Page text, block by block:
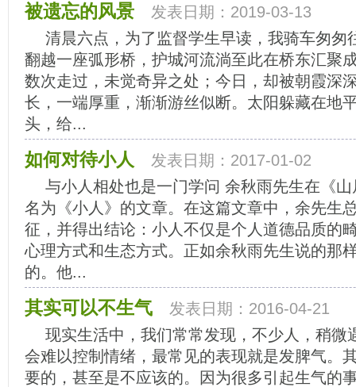
被遗忘的风景
发表日期：2019-03-13
清晨六点，为了监督学生早读，我骑车匆匆
翻越一座弧形桥，护城河流淌至此在桥东汇聚
数次走过，未觉奇异之处；今日，却被朝霞深
长，一端厚重，渐渐游丝似断。太阳躲藏在地
头，给...
如何对待小人
发表日期：2017-01-02
与小人相处也是一门学问 余秋雨先生在《
名为《小人》的文章。在这篇文章中，余先生
征，并得出结论：小人不仅是个人道德品质的
心理方式和生态方式。正如余秋雨先生说的那
的。他...
其实可以不生气
发表日期：2016-04-21
现实生活中，我们常常发现，不少人，稍微
会难以控制情绪，最常见的表现就是发脾气。
要的，甚至是不应该的。因为很多引起生气的